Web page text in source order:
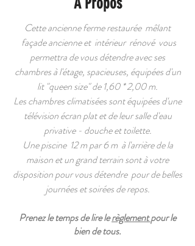
Cette ancienne ferme restaurée mêlant
façade ancienne et intérieur rénové vous
permettra de vous détendre avec ses
chambres à l'étage, spacieuses, équipées d'un
lit "queen size" de 1,60 * 2,00 m.
Les chambres climatisées sont équipées d'une
télévision écran plat et de leur salle d'eau
privative - douche et toilette.
Une piscine 12 m par 6 m à l'arrière de la
maison et un grand terrain sont à votre
disposition pour vous détendre pour de belles
journées et soirées de repos.
Prenez le temps de lire lerèglementpour le
bien de tous.